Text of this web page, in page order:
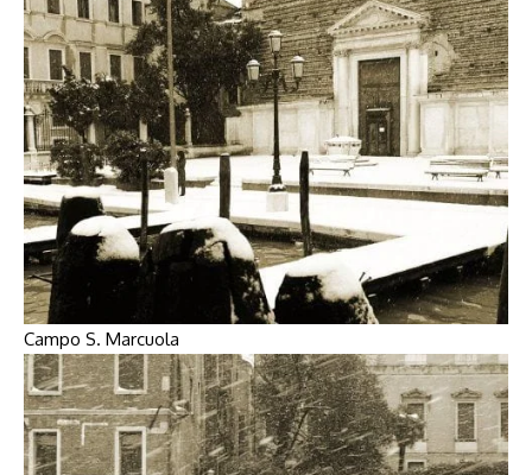
Campo S. Marcuola